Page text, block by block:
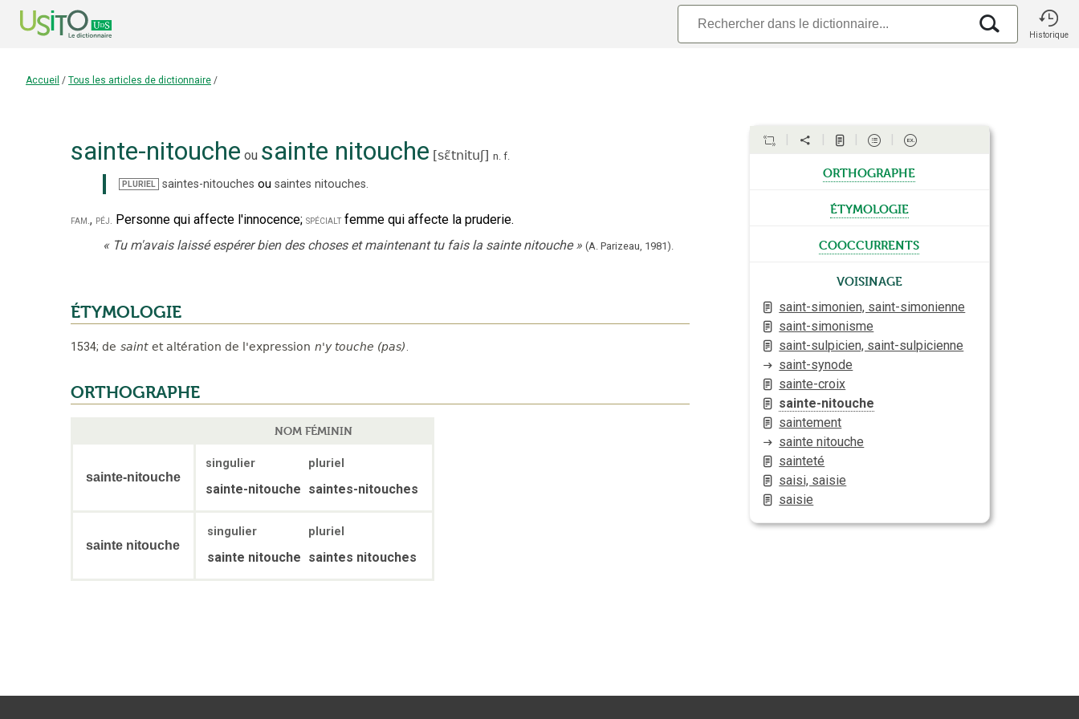
Historique
Accueil / Tous les articles de dictionnaire /
sainte-nitouche ou sainte nitouche [sɛ̃tnituʃ] n. f.
PLURIEL saintes-nitouches ou saintes nitouches.
fam., péj. Personne qui affecte l'innocence; spécialt femme qui affecte la pruderie.
« Tu m'avais laissé espérer bien des choses et maintenant tu fais la sainte nitouche » (A. Parizeau, 1981).
ÉTYMOLOGIE
1534; de saint et altération de l'expression n'y touche (pas).
ORTHOGRAPHE
NOM FÉMININ
sainte-nitouche
singulier pluriel
sainte-nitouche saintes-nitouches
sainte nitouche
singulier pluriel
sainte nitouche saintes nitouches
orthographe
étymologie
cooccurrents
Voisinage
saint-simonien, saint-simonienne
saint-simonisme
saint-sulpicien, saint-sulpicienne
saint-synode
sainte-croix
sainte-nitouche
saintement
sainte nitouche
sainteté
saisi, saisie
saisie